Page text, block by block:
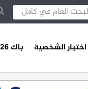
اختبار الشخصية باك 2026